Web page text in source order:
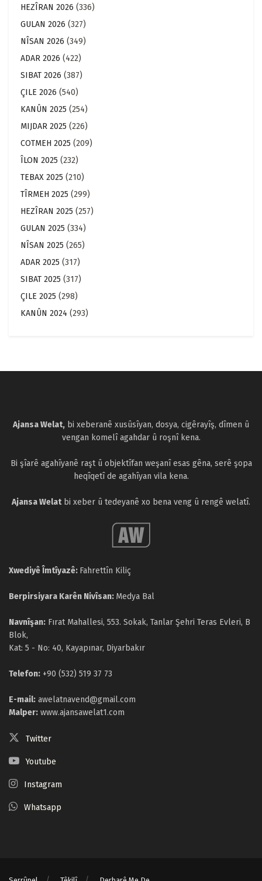
HEZÎRAN 2026 (336)
GULAN 2026 (327)
NÎSAN 2026 (349)
ADAR 2026 (422)
SIBAT 2026 (387)
ÇILE 2026 (540)
KANÛN 2025 (254)
MIJDAR 2025 (226)
COTMEH 2025 (209)
ÎLON 2025 (232)
TEBAX 2025 (210)
TÎRMEH 2025 (299)
HEZÎRAN 2025 (257)
GULAN 2025 (334)
NÎSAN 2025 (265)
ADAR 2025 (317)
SIBAT 2025 (317)
ÇILE 2025 (298)
KANÛN 2024 (293)
Ajansa Welat, bi xeberanê xusûsîyan, dosya, cigêrayîş, dîmen û
vengan komelî agahdar û roşnî kena.
Bi şîarê agahîyanê raşt û objektîfan weşanî esas gêna, serê şopa
heqîqetî de agahîyan vila kena.
Ajansa Welatbi xeber û tedeyanê xo bena veng û rengê welatî.
Xwediyê Îmtîyazê: Fahrettîn Kiliç
Berpirsiyara Karên Nivîsan: Medya Bal
Navnîşan: Fırat Mahallesi, 553. Sokak, Tanlar Şehri Teras Evleri, B
Blok,
Kat: 5 - No: 40, Kayapınar, Diyarbakır
Telefon: +90 (532) 519 37 73
E-mail: awelatnavend@gmail.com
Malper: www.ajansawelat1.com
Twitter
Youtube
Instagram
Whatsapp